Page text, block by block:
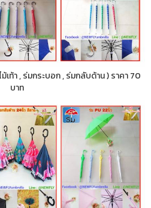
เท้า , ร่มกระบอก , ร่มกลับด้าน ) ราคา 70
บาท